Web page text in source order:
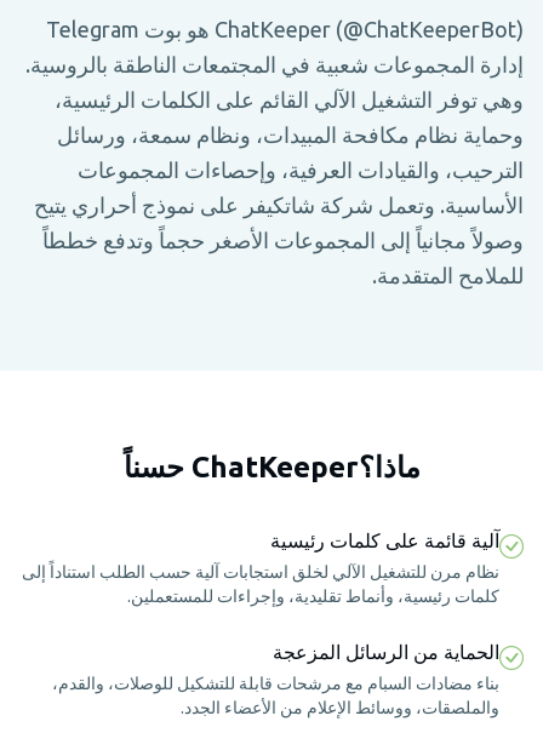
ChatKeeper (@ChatKeeperBot) هو بوت Telegram
إدارة المجموعات شعبية في المجتمعات الناطقة بالروسية.
وهي توفر التشغيل الآلي القائم على الكلمات الرئيسية،
وحماية نظام مكافحة المبيدات، ونظام سمعة، ورسائل
الترحيب، والقيادات العرفية، وإحصاءات المجموعات
الأساسية. وتعمل شركة شاتكيفر على نموذج أحراري يتيح
وصولاً مجانياً إلى المجموعات الأصغر حجماً وتدفع خططاً
للملامح المتقدمة.
ماذا؟ChatKeeper حسناً
آلية قائمة على كلمات رئيسية
نظام مرن للتشغيل الآلي لخلق استجابات آلية حسب الطلب استناداً إلى
كلمات رئيسية، وأنماط تقليدية، وإجراءات للمستعملين.
الحماية من الرسائل المزعجة
بناء مضادات السبام مع مرشحات قابلة للتشكيل للوصلات، والقدم،
والملصقات، ووسائط الإعلام من الأعضاء الجدد.